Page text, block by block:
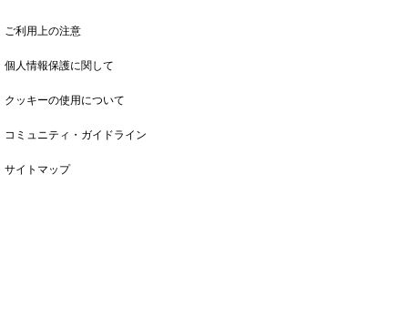
ご利用上の注意
個人情報保護に関して
クッキーの使用について
コミュニティ・ガイドライン
サイトマップ